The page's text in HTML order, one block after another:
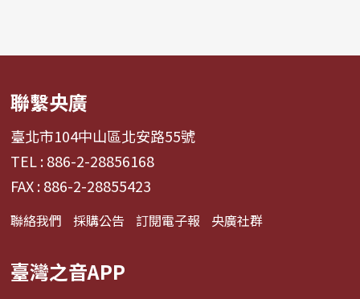
聯繫央廣
臺北市104中山區北安路55號
TEL : 886-2-28856168
FAX : 886-2-28855423
聯絡我們 採購公告 訂閱電子報 央廣社群
臺灣之音APP